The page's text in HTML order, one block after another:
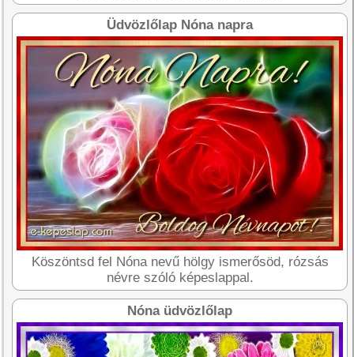
Üdvözlőlap Nóna napra
Köszöntsd fel Nóna nevű hölgy ismerősöd, rózsás
névre szóló képeslappal.
Nóna üdvözlőlap